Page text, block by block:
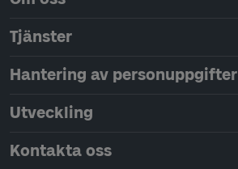
Tjänster
Hantering av personuppgifter
Utveckling
Kontakta oss